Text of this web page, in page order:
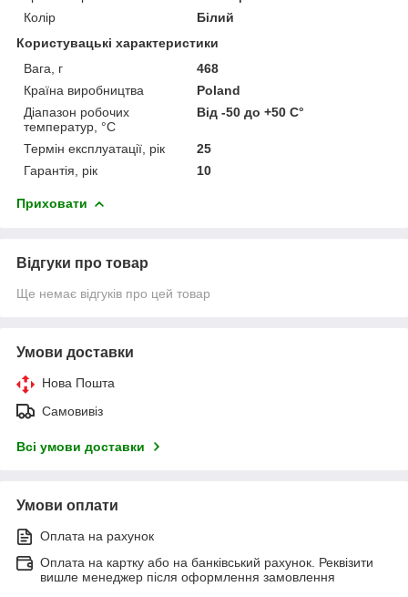
Колір
Білий
Користувацькі характеристики
Вага, г
468
Країна виробництва
Poland
Діапазон робочих
температур, °С
Від -50 до +50 С°
Термін експлуатації, рік
25
Гарантія, рік
10
Приховати
Відгуки про товар
Ще немає відгуків про цей товар
Умови доставки
Нова Пошта
Самовивіз
Всі умови доставки
Умови оплати
Оплата на рахунок
Оплата на картку або на банківський рахунок. Реквізити
вишле менеджер після оформлення замовлення